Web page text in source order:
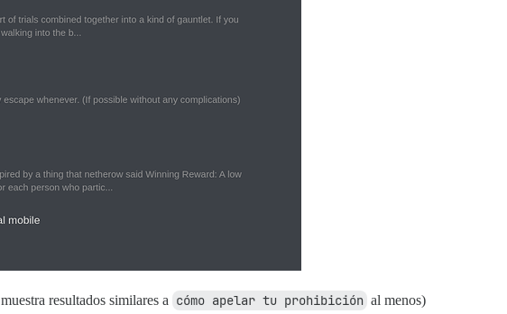
muestra resultados similares a cómo apelar tu prohibición al menos)